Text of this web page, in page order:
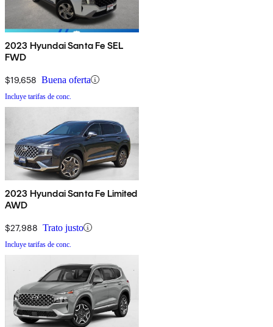
2023 Hyundai Santa Fe SEL
FWD
$19,658 Buena oferta
Incluye tarifas de conc.
2023 Hyundai Santa Fe Limited
AWD
$27,988 Trato justo
Incluye tarifas de conc.